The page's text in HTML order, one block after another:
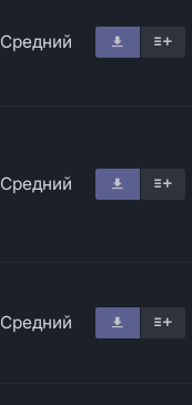
Средний
Средний
Средний